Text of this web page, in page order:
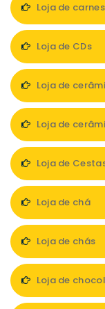
Loja de
Loja de CDs
Loja de
Loja de
Loja de
Loja de chá
Loja de chás
Loja de